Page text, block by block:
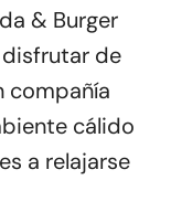
& Burger
de
compañía
cálido
a relajarse